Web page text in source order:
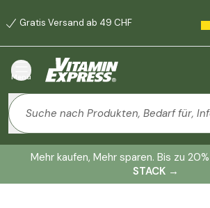
Gratis Versand ab 49 CHF
Menü
Mehr kaufen, Mehr sparen. Bis zu
STACK →